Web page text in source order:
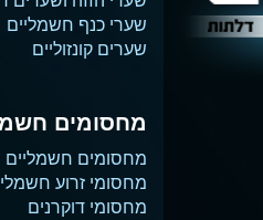
שערי כנף חשמליים
שערים קונזוליים
מחסומים
מחסומים חשמליים
מחסומי זרוע
מחסומי דוקרנים